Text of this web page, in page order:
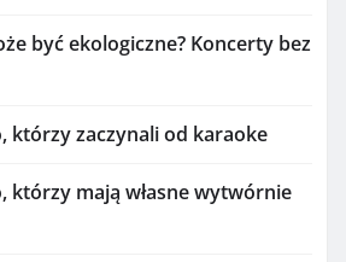
być ekologiczne? Koncerty bez
którzy zaczynali od karaoke
którzy mają własne wytwórnie